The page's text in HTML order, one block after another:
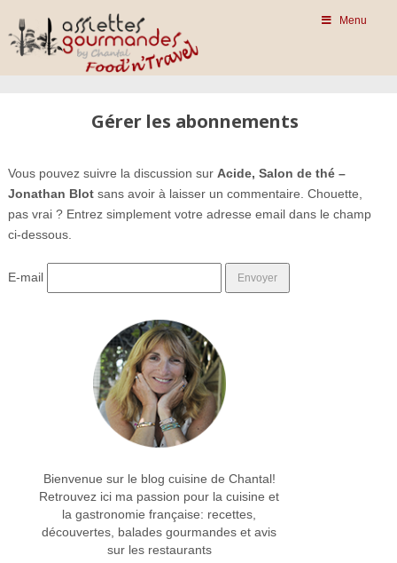
Menu
Gérer les abonnements
Vous pouvez suivre la discussion sur Acide, Salon de thé –
Jonathan Blotsans avoir à laisser un commentaire. Chouette,
pas vrai ? Entrez simplement votre adresse email dans le champ
ci-dessous.
E-mail
Bienvenue sur le blog cuisine de Chantal!
Retrouvez ici ma passion pour la cuisine et
la gastronomie française: recettes,
découvertes, balades gourmandes et avis
sur les restaurants